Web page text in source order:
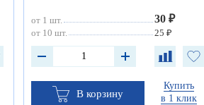
от 1 шт. 30 ₽
от 10 шт. 25 ₽
В корзину
Купить
в 1 клик